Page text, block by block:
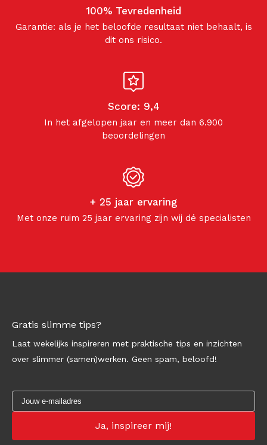
100% Tevredenheid
Garantie: als je het beloofde resultaat niet behaalt, is
dit ons risico.
Score: 9,4
In het afgelopen jaar en meer dan 6.900
beoordelingen
+ 25 jaar ervaring
Met onze ruim 25 jaar ervaring zijn wij dé specialisten
Gratis slimme tips?
Laat wekelijks inspireren met praktische tips en inzichten
over slimmer (samen)werken. Geen spam, beloofd!